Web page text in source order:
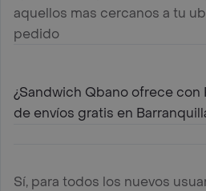
aquellos mas cercanos a tu
pedido
¿Sandwich Qbano ofrece con
de envíos gratis en
Sí, para todos los nuevos